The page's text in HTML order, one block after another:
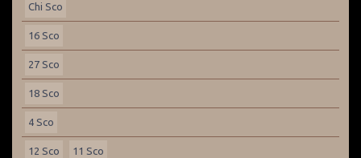
Chi Sco
16 Sco
27 Sco
18 Sco
4 Sco
12 Sco 11 Sco